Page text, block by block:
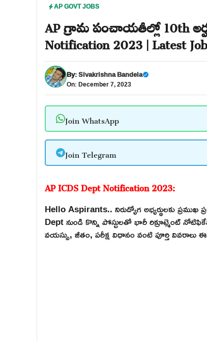
AP GOVT JOBS
AP గ్రామ పంచాయతీల్లో 10th
Notification 2023 | Latest
By:Sivakrishna Bandela
On: December 7, 2023
Join WhatsApp
Join Telegram
AP ICDS Dept Notification 2023:
Hello Aspirants.. నిరుద్యోగ అభ్యర్థులకు
Dept నుండి కొన్ని పోస్టులతో భారీ రిక్రూట్మెంట్
వయస్సు, జీతం, పరీక్ష విధానం వంటి పూర్తి